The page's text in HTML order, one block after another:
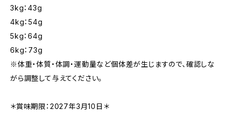
3kg：43g
4kg：54g
5kg：64g
6kg：73g
※体重・体質・体調・運動量など個体差が生じますので、確認しな
がら調整して与えてください。
＊賞味期限：2027年3月10日＊